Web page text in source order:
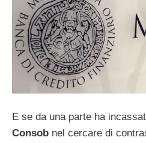
E se da una parte ha
Consob nel cercare di